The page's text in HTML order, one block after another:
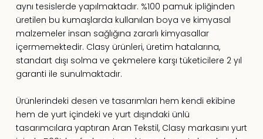
aynı tesislerde yapılmaktadır. %100 pamuk ipliğinden
üretilen bu kumaşlarda kullanılan boya ve kimyasal
malzemeler insan sağlığına zararlı kimyasallar
içermemektedir. Clasy ürünleri, üretim hatalarına,
standart dışı solma ve çekmelere karşı tüketicilere 2 yıl
garanti ile sunulmaktadır.
Ürünlerindeki desen ve tasarımları hem kendi ekibine
hem de yurt içindeki ve yurt dışındaki ünlü
tasarımcılara yaptıran Aran Tekstil, Clasy markasını yurt